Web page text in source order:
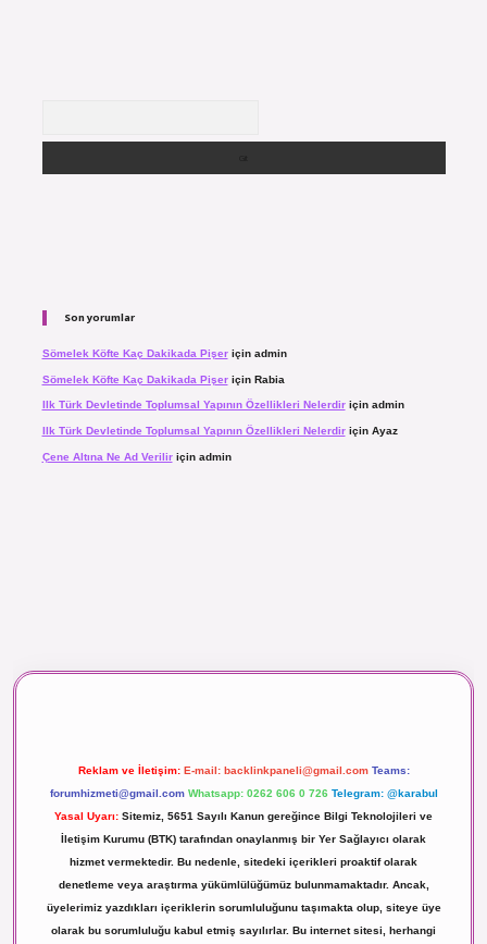
Son yorumlar
Sömelek Köfte Kaç Dakikada Pişeriçin admin
Sömelek Köfte Kaç Dakikada Pişeriçin Rabia
Ilk Türk Devletinde Toplumsal Yapının Özellikleri Nelerdiriçin admin
Ilk Türk Devletinde Toplumsal Yapının Özellikleri Nelerdiriçin Ayaz
Çene Altına Ne Ad Veriliriçin admin
Reklam ve İletişim: E-mail: backlinkpaneli@gmail.com Teams:
forumhizmeti@gmail.com Whatsapp: 0262 606 0 726 Telegram: @karabul
Yasal Uyarı: Sitemiz, 5651 Sayılı Kanun gereğince Bilgi Teknolojileri ve
İletişim Kurumu (BTK) tarafından onaylanmış bir Yer Sağlayıcı olarak
hizmet vermektedir. Bu nedenle, sitedeki içerikleri proaktif olarak
denetleme veya araştırma yükümlülüğümüz bulunmamaktadır. Ancak,
üyelerimiz yazdıkları içeriklerin sorumluluğunu taşımakta olup, siteye üye
olarak bu sorumluluğu kabul etmiş sayılırlar. Bu internet sitesi, herhangi